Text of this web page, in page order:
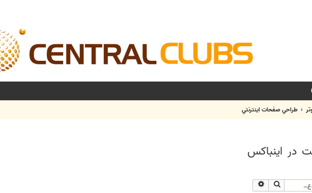
طراحي صفحات اينترنتي
در اينباكس
جستجو